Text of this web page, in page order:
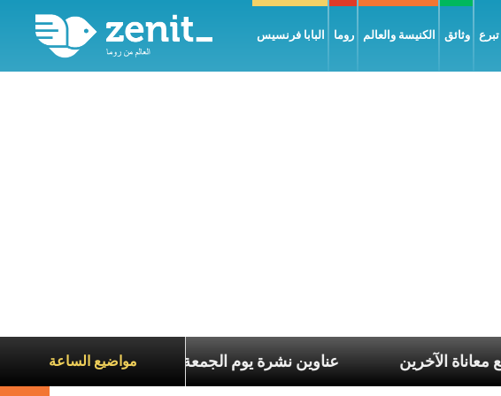
البابا فرنسيس روما الكنيسة والعالم وثائق تبرع
مواضيع الساعةعناوين نشرة يوم الجمعة 7 آب 2026: السلام يُبنى بصبر يومًا بعد يوم بالتعاطف مع معاناة الآخرين